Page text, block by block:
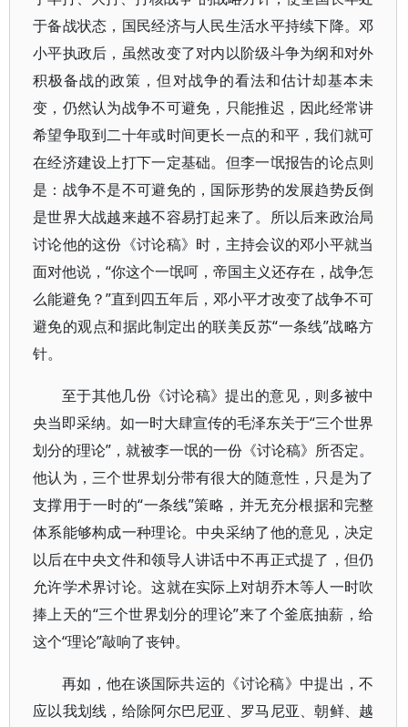
于备战状态，国民经济与人民生活水平持续下降。邓
小平执政后，虽然改变了对内以阶级斗争为纲和对外
积极备战的政策，但对战争的看法和估计却基本未
变，仍然认为战争不可避免，只能推迟，因此经常讲
希望争取到二十年或时间更长一点的和平，我们就可
在经济建设上打下一定基础。但李一氓报告的论点则
是：战争不是不可避免的，国际形势的发展趋势反倒
是世界大战越来越不容易打起来了。所以后来政治局
讨论他的这份《讨论稿》时，主持会议的邓小平就当
面对他说，“你这个一氓呵，帝国主义还存在，战争怎
么能避免？”直到四五年后，邓小平才改变了战争不可
避免的观点和据此制定出的联美反苏“一条线”战略方
针。
至于其他几份《讨论稿》提出的意见，则多被中
央当即采纳。如一时大肆宣传的毛泽东关于“三个世界
划分的理论”，就被李一氓的一份《讨论稿》所否定。
他认为，三个世界划分带有很大的随意性，只是为了
支撑用于一时的“一条线”策略，并无充分根据和完整
体系能够构成一种理论。中央采纳了他的意见，决定
以后在中央文件和领导人讲话中不再正式提了，但仍
允许学术界讨论。这就在实际上对胡乔木等人一时吹
捧上天的“三个世界划分的理论”来了个釜底抽薪，给
这个“理论”敲响了丧钟。
再如，他在谈国际共运的《讨论稿》中提出，不
应以我划线，给除阿尔巴尼亚、罗马尼亚、朝鲜、越